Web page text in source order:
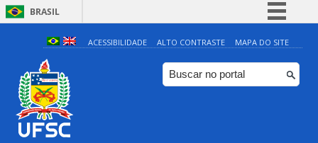
BRASIL
Simplifique!
Comunica BR
Participe
ACESSIBILIDADE ALTO CONTRASTE MAPA DO SITE